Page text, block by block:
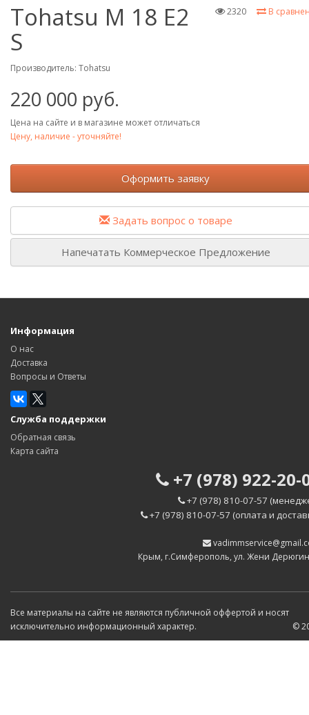
В
2320
Tohatsu M 18 E2
S
Производитель: Tohatsu
220 000 руб.
Цена на сайте и в магазине может отличаться
Цену, наличие - уточняйте!
Оформить заявку
Задать вопрос о товаре
Напечатать Коммерческое Предложение
Информация
О нас
Доставка
Вопросы и Ответы
Служба поддержки
Обратная связь
Карта сайта
+7 (978) 922-20-
+7 (978) 810-07-57
+7 (978) 810-07-57 (оплата и
Крым, г.Симферополь, ул. Жени
Все материалы на сайте не являются публичной оффертой и носят
исключительно информационный характер.
©